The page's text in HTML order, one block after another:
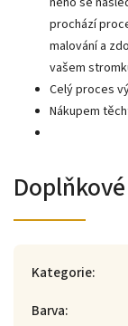
prochází
malování a
vašem
Celý proces
Nákupem
Kategorie:
Barva: